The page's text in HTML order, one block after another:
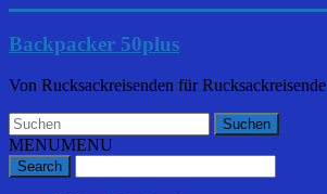
Backpacker 50plus
Von Rucksackreisenden für Rucksackreisende
MENUMENU